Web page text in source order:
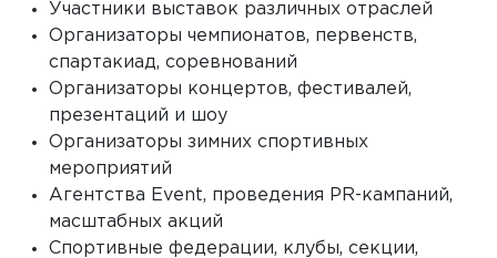
Участники выставок различных отраслей
Организаторы чемпионатов, первенств,
спартакиад, соревнований
Организаторы концертов, фестивалей,
презентаций и шоу
Организаторы зимних спортивных
мероприятий
Агентства Event, проведения PR-кампаний,
масштабных акций
Спортивные федерации, клубы, секции,